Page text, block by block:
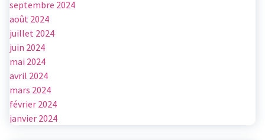
septembre 2024
août 2024
juillet 2024
juin 2024
mai 2024
avril 2024
mars 2024
février 2024
janvier 2024